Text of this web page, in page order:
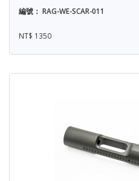
編號： RAG-WE-SCAR-011
NT$ 1350